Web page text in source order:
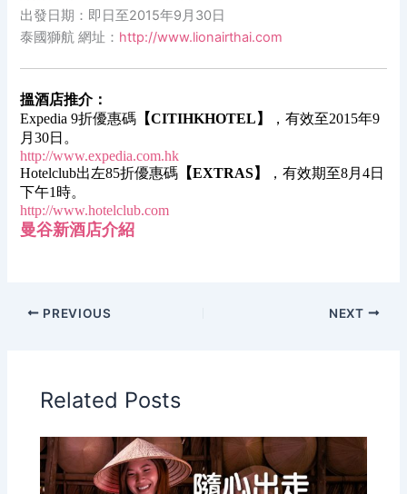
出發日期：即日至2015年9月30日
泰國獅航 網址： http://www.lionairthai.com
搵酒店推介：
Expedia 9折優惠碼 【CITIHKHOTEL】
，有效至2015年9
月30日。
http://www.expedia.com.hk
Hotelclub出左85折優惠碼 【EXTRAS】
，有效期至8月4日
下午1時。
http://www.hotelclub.com
曼谷新酒店介紹
PREVIOUS NEXT
Related Posts